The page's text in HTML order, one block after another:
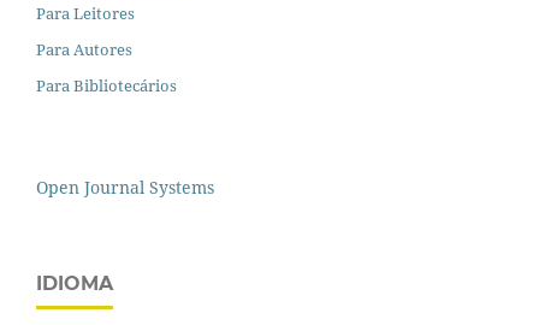
Para Leitores
Para Autores
Para Bibliotecários
Open Journal Systems
IDIOMA